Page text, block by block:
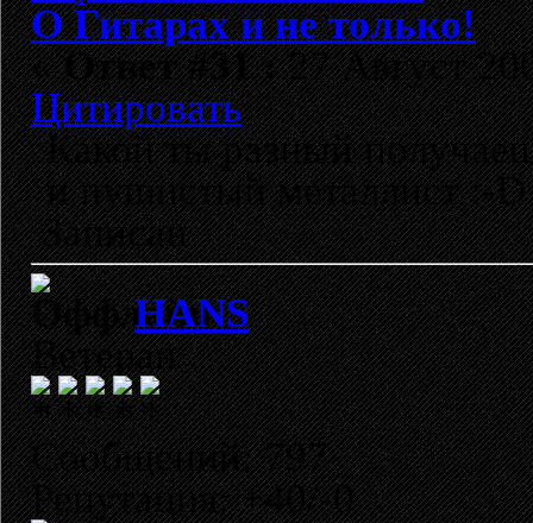
О Гитарах и не только!
«Ответ #31 :27 Август
Цитировать
Какой ты разный
и пушистый металлист :-D
Записан
HANS
Ветеран
Сообщений: 797
Репутация: +40/-0